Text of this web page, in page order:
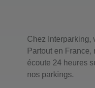
Chez Interparking,
Partout en France,
écoute 24 heures
nos parkings.